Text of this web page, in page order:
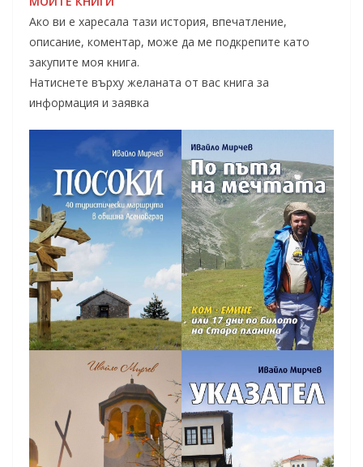
Ако ви е харесала тази история, впечатление,
описание, коментар, може да ме подкрепите като
закупите моя книга.
Натиснете върху желаната от вас книга за
информация и заявка